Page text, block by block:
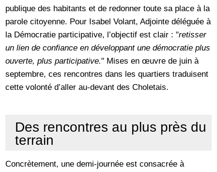
publique des habitants et de redonner toute sa place à la
parole citoyenne. Pour Isabel Volant, Adjointe déléguée à
la Démocratie participative, l’objectif est clair : "retisser
un lien de confiance en développant une démocratie plus
ouverte, plus participative." Mises en œuvre de juin à
septembre, ces rencontres dans les quartiers traduisent
cette volonté d’aller au-devant des Choletais.
Des rencontres au plus près du
terrain
Concrètement, une demi-journée est consacrée à